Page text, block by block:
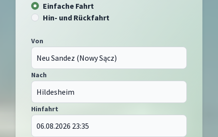
Einfache Fahrt
Hin- und Rückfahrt
Von
Nach
Hinfahrt